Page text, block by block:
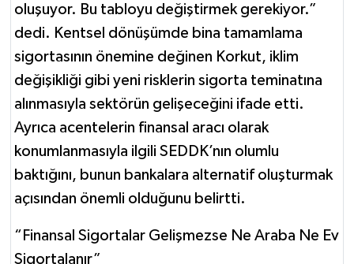
oluşuyor. Bu tabloyu değiştirmek gerekiyor.”
dedi. Kentsel dönüşümde bina tamamlama
sigortasının önemine değinen Korkut, iklim
değişikliği gibi yeni risklerin sigorta teminatına
alınmasıyla sektörün gelişeceğini ifade etti.
Ayrıca acentelerin finansal aracı olarak
konumlanmasıyla ilgili SEDDK’nın olumlu
baktığını, bunun bankalara alternatif oluşturmak
açısından önemli olduğunu belirtti.
“Finansal Sigortalar Gelişmezse Ne Araba Ne Ev
Sigortalanır”